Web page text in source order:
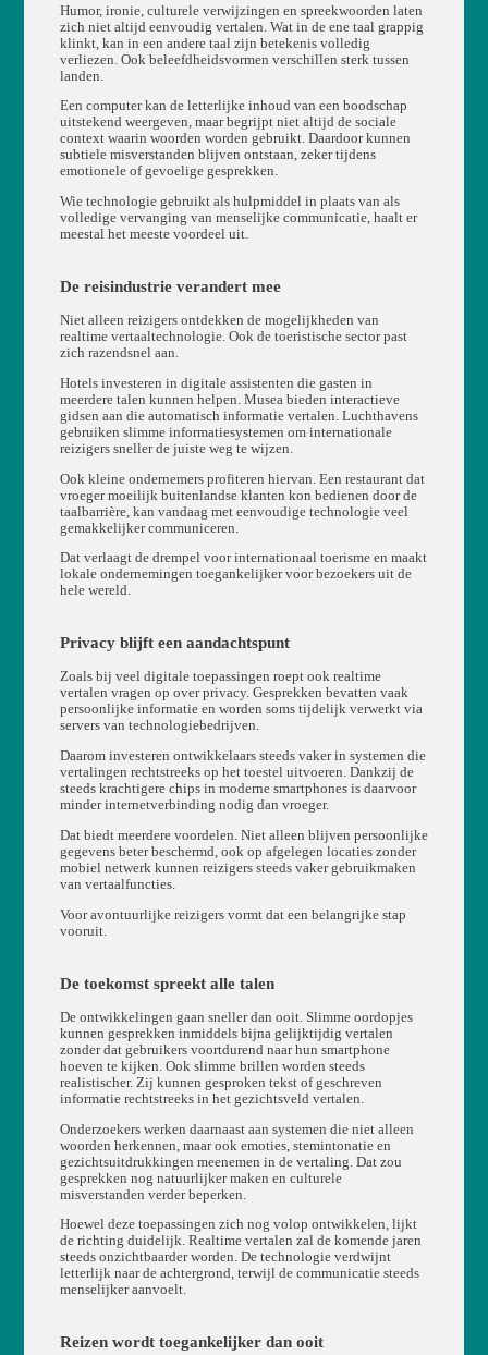
Humor, ironie, culturele verwijzingen en spreekwoorden laten
zich niet altijd eenvoudig vertalen. Wat in de ene taal grappig
klinkt, kan in een andere taal zijn betekenis volledig
verliezen. Ook beleefdheidsvormen verschillen sterk tussen
landen.
Een computer kan de letterlijke inhoud van een boodschap
uitstekend weergeven, maar begrijpt niet altijd de sociale
context waarin woorden worden gebruikt. Daardoor kunnen
subtiele misverstanden blijven ontstaan, zeker tijdens
emotionele of gevoelige gesprekken.
Wie technologie gebruikt als hulpmiddel in plaats van als
volledige vervanging van menselijke communicatie, haalt er
meestal het meeste voordeel uit.
De reisindustrie verandert mee
Niet alleen reizigers ontdekken de mogelijkheden van
realtime vertaaltechnologie. Ook de toeristische sector past
zich razendsnel aan.
Hotels investeren in digitale assistenten die gasten in
meerdere talen kunnen helpen. Musea bieden interactieve
gidsen aan die automatisch informatie vertalen. Luchthavens
gebruiken slimme informatiesystemen om internationale
reizigers sneller de juiste weg te wijzen.
Ook kleine ondernemers profiteren hiervan. Een restaurant dat
vroeger moeilijk buitenlandse klanten kon bedienen door de
taalbarrière, kan vandaag met eenvoudige technologie veel
gemakkelijker communiceren.
Dat verlaagt de drempel voor internationaal toerisme en maakt
lokale ondernemingen toegankelijker voor bezoekers uit de
hele wereld.
Privacy blijft een aandachtspunt
Zoals bij veel digitale toepassingen roept ook realtime
vertalen vragen op over privacy. Gesprekken bevatten vaak
persoonlijke informatie en worden soms tijdelijk verwerkt via
servers van technologiebedrijven.
Daarom investeren ontwikkelaars steeds vaker in systemen die
vertalingen rechtstreeks op het toestel uitvoeren. Dankzij de
steeds krachtigere chips in moderne smartphones is daarvoor
minder internetverbinding nodig dan vroeger.
Dat biedt meerdere voordelen. Niet alleen blijven persoonlijke
gegevens beter beschermd, ook op afgelegen locaties zonder
mobiel netwerk kunnen reizigers steeds vaker gebruikmaken
van vertaalfuncties.
Voor avontuurlijke reizigers vormt dat een belangrijke stap
vooruit.
De toekomst spreekt alle talen
De ontwikkelingen gaan sneller dan ooit. Slimme oordopjes
kunnen gesprekken inmiddels bijna gelijktijdig vertalen
zonder dat gebruikers voortdurend naar hun smartphone
hoeven te kijken. Ook slimme brillen worden steeds
realistischer. Zij kunnen gesproken tekst of geschreven
informatie rechtstreeks in het gezichtsveld vertalen.
Onderzoekers werken daarnaast aan systemen die niet alleen
woorden herkennen, maar ook emoties, stemintonatie en
gezichtsuitdrukkingen meenemen in de vertaling. Dat zou
gesprekken nog natuurlijker maken en culturele
misverstanden verder beperken.
Hoewel deze toepassingen zich nog volop ontwikkelen, lijkt
de richting duidelijk. Realtime vertalen zal de komende jaren
steeds onzichtbaarder worden. De technologie verdwijnt
letterlijk naar de achtergrond, terwijl de communicatie steeds
menselijker aanvoelt.
Reizen wordt toegankelijker dan ooit